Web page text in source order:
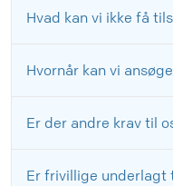
Hvad kan vi ikke få
Hvornår kan vi
Er der andre krav til
Er frivillige underlagt